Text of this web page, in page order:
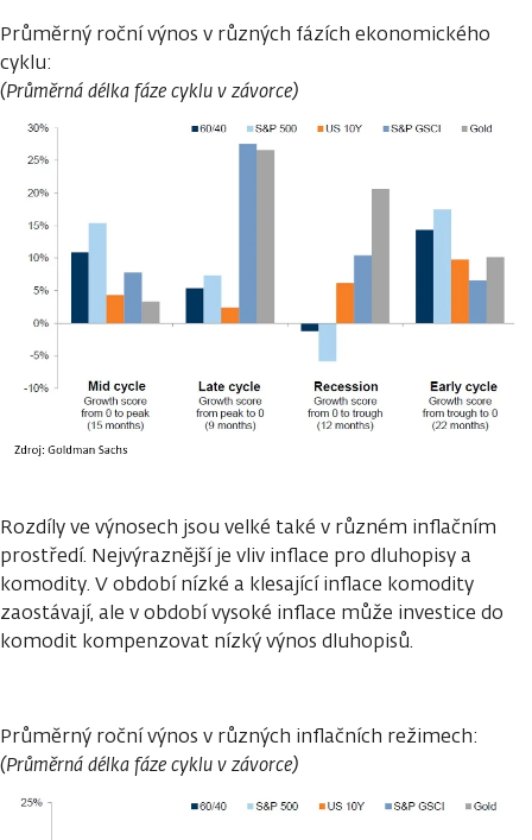
Průměrný roční výnos v různých fázích ekonomického
cyklu:
(Průměrná délka fáze cyklu v závorce)
Rozdíly ve výnosech jsou velké také v různém inflačním
prostředí. Nejvýraznější je vliv inflace pro dluhopisy a
komodity. V období nízké a klesající inflace komodity
zaostávají, ale v období vysoké inflace může investice do
komodit kompenzovat nízký výnos dluhopisů.
Průměrný roční výnos v různých inflačních režimech:
(Průměrná délka fáze cyklu v závorce)